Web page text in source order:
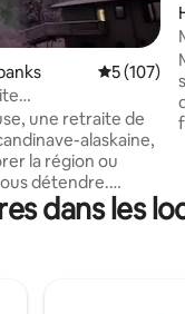
commentaires :
Évaluation
5 (107)
une retraite de
alaskaine,
la région ou
détendre.
haut de
bien
dans les